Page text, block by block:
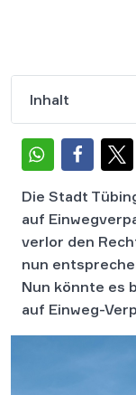
Inhalt
Die Stadt
auf
verlor den
nun
Nun könnte es
auf Einweg-